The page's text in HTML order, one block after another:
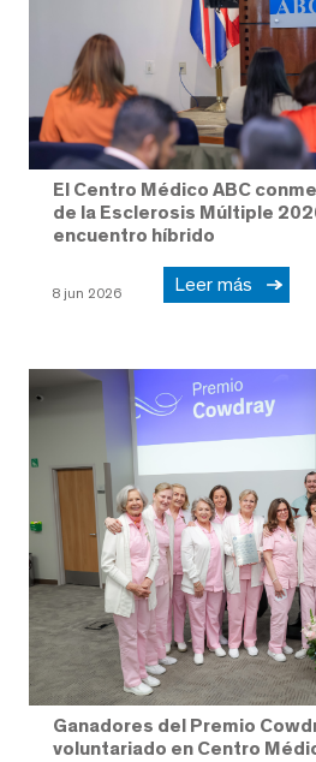
El Centro Médico ABC
de la Esclerosis Múltiple
encuentro híbrido
8 jun 2026 Leer más
Ganadores del Premio
voluntariado en Centro